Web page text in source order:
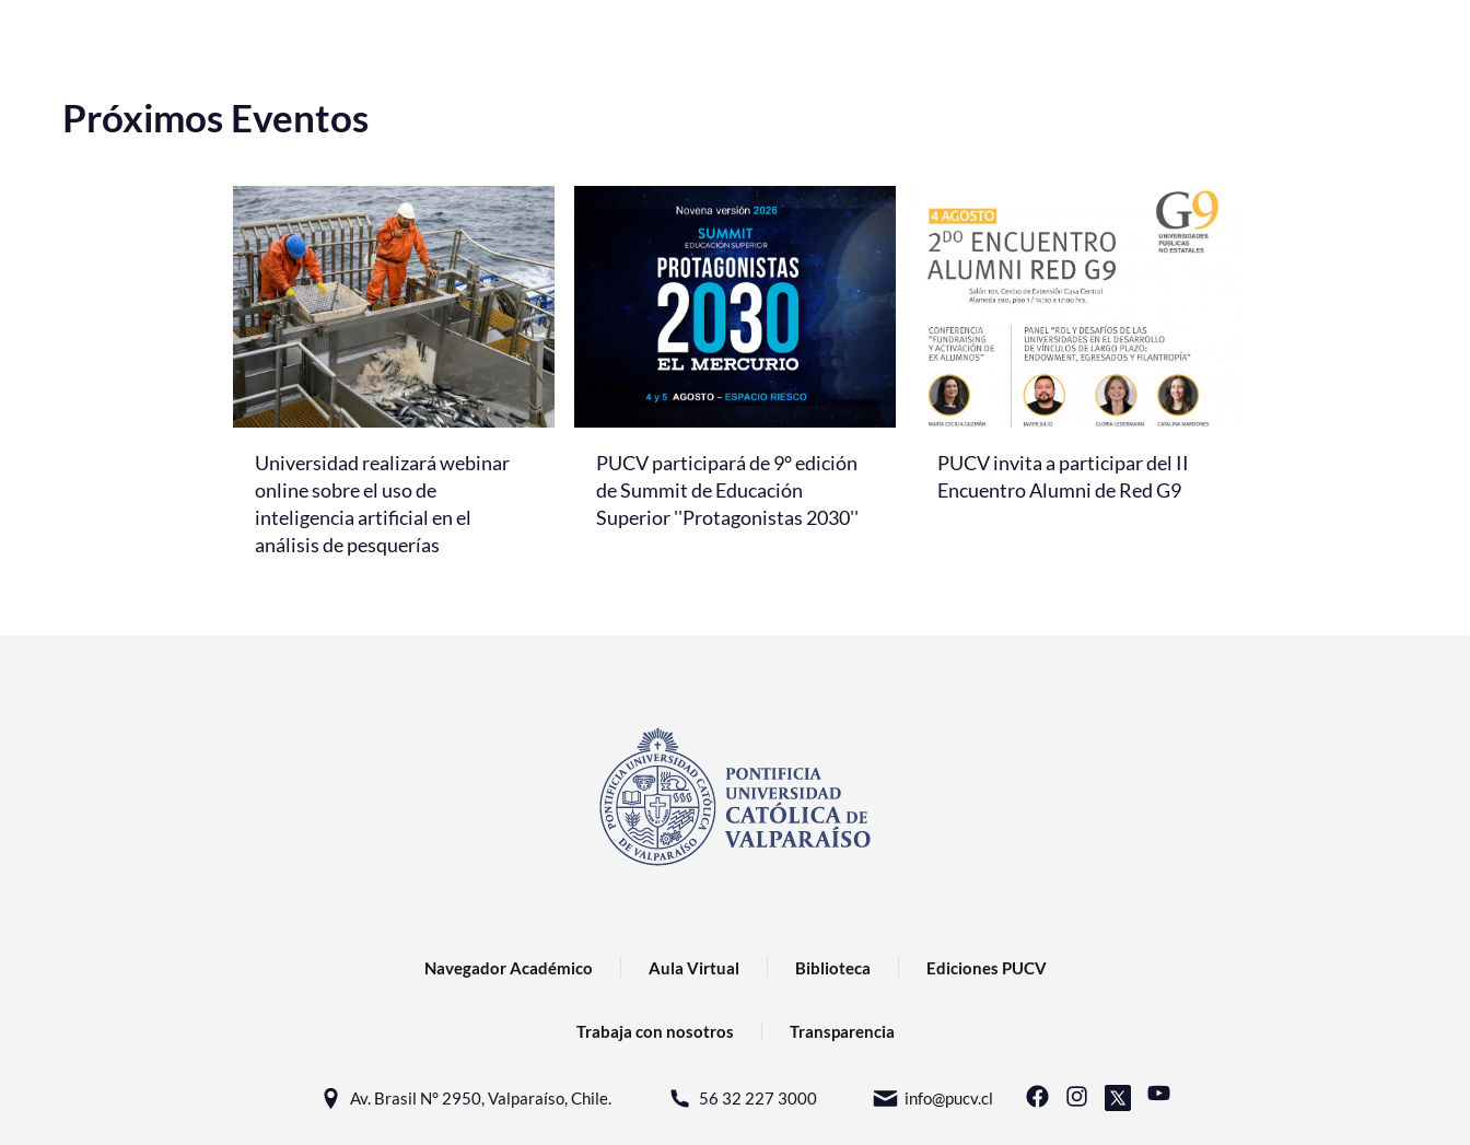
Próximos Eventos
Universidad realizará webinar
online sobre el uso de
inteligencia artificial en el
análisis de pesquerías
PUCV participará de 9° edición
de Summit de Educación
Superior ''Protagonistas 2030''
PUCV invita a participar del II
Encuentro Alumni de Red G9
Navegador Académico Aula Virtual Biblioteca Ediciones PUCV
Trabaja con nosotros Transparencia
Av. Brasil N° 2950, Valparaíso, Chile. 56 32 227 3000 info@pucv.cl